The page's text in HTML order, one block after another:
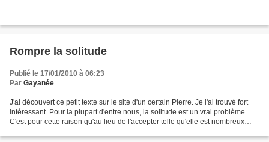
Rompre la solitude
Publié le 17/01/2010 à 06:23
Par Gayanée
J'ai découvert ce petit texte sur le site d'un certain Pierre. Je l'ai trouvé fort
intéressant. Pour la plupart d'entre nous, la solitude est un vrai problème.
C'est pour cette raison qu'au lieu de l'accepter telle qu'elle est nombreux